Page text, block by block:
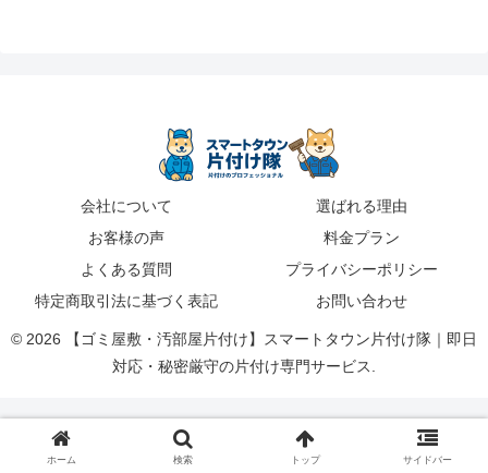
会社について
選ばれる理由
お客様の声
料金プラン
よくある質問
プライバシーポリシー
特定商取引法に基づく表記
お問い合わせ
© 2026 【ゴミ屋敷・汚部屋片付け】スマートタウン片付け隊｜即日
対応・秘密厳守の片付け専門サービス.
ホーム 検索 トップ サイドバー